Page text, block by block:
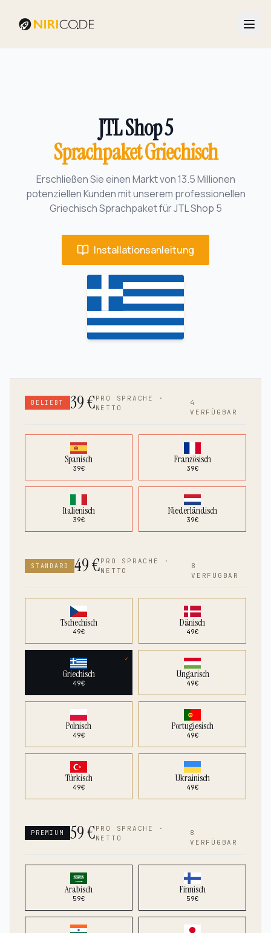
JTL Shop 5
SprachpaketGriechisch
Erschließen Sie einen Markt von 13.5Millionen
potenziellen Kunden mit unserem professionellen
GriechischSprachpaket für JTL Shop 5
Installationsanleitung
BELIEBT 39€PRO SPRACHE ·
NETTO
4
VERFÜGBAR
Spanisch
39€
Französisch
39€
Italienisch
39€
Niederländisch
39€
STANDARD 49€PRO SPRACHE ·
NETTO
8
VERFÜGBAR
Tschechisch
49€
Dänisch
49€
✓
Griechisch
49€
Ungarisch
49€
Polnisch
49€
Portugiesisch
49€
Türkisch
49€
Ukrainisch
49€
PREMIUM 59€PRO SPRACHE ·
NETTO
8
VERFÜGBAR
Arabisch
59€
Finnisch
59€